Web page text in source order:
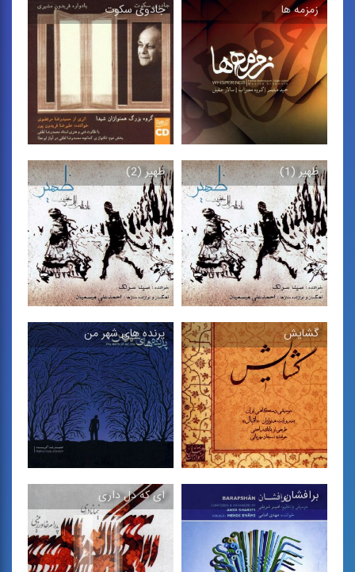
پرسه
تكنوازی سه تار اجرای
حسین اینانلو بهمراهی تنبك
...
سوی خرابات
موسیقی دستگاهی اثر مجید
رئیسیان با یاد پرویز ...
زمزمه ها
زمزمه ها
مجموعه ی تصنیف ساخته
حمید متبسم بر اشعار
محمدرضا ...
جادوی سكوت
جادوی سكوت
آلبوم یادواره فریدون مشیری
اجرای گروه شیدا
ظهیر (1)
ظهیر (1)
آلبوم موسیقی دستگاهی اثر
احمدعلی میسمیان
ظهیر (2)
ظهیر (2)
آلبوم موسیقی دستگاهی با
صدای سینا سرلك
گشایش
گشایش
موسیقی دستگاهی اجرای
همنوازان اقبال در آواز بیات
...
پرنده های شهر من
پرنده های شهر من
موسیقی بی كلام دستگاه نوا
ساخته حمیدرضا آفریده
برافشان ای كه دل داری